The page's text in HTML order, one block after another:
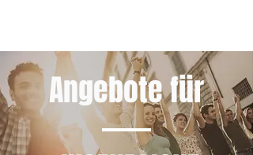
Angebote für